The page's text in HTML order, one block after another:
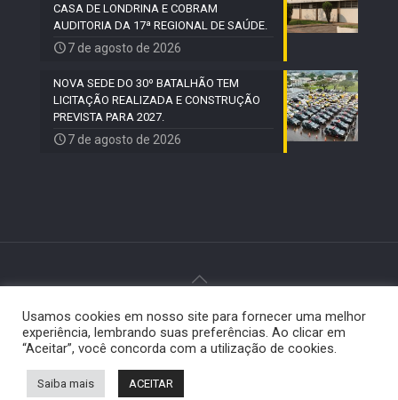
CASA DE LONDRINA E COBRAM
AUDITORIA DA 17ª REGIONAL DE SAÚDE.
7 de agosto de 2026
NOVA SEDE DO 30º BATALHÃO TEM
LICITAÇÃO REALIZADA E CONSTRUÇÃO
PREVISTA PARA 2027.
7 de agosto de 2026
© 2024 Paiquerê - Todos os direitos reservados |
Desenvolvido porElemento Visual .
Usamos cookies em nosso site para fornecer uma melhor
experiência, lembrando suas preferências. Ao clicar em
“Aceitar”, você concorda com a utilização de cookies.
Saiba mais ACEITAR